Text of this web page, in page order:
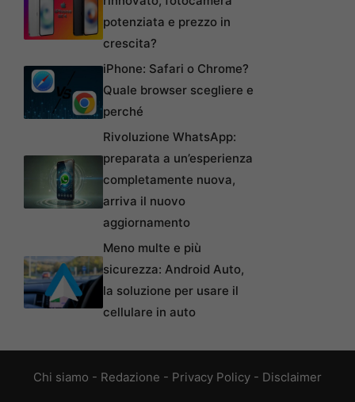
potenziata e prezzo in
crescita?
iPhone: Safari o Chrome?
Quale browser scegliere e
perché
Rivoluzione WhatsApp:
preparata a un’esperienza
completamente nuova,
arriva il nuovo
aggiornamento
Meno multe e più
sicurezza: Android Auto,
la soluzione per usare il
cellulare in auto
Chi siamo - Redazione - Privacy Policy - Disclaimer